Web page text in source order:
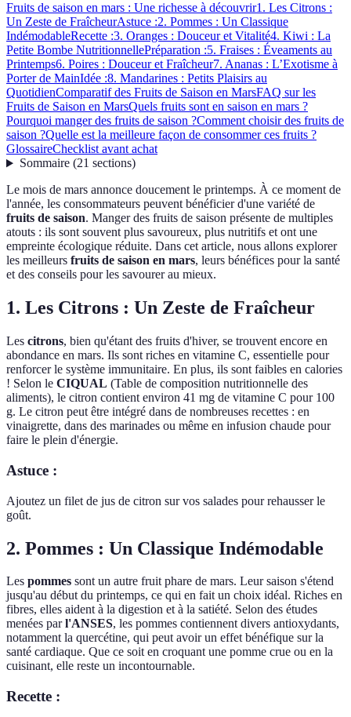
Fruits de saison en mars : Une richesse à découvrir1. Les Citrons :
Un Zeste de FraîcheurAstuce :2. Pommes : Un Classique
IndémodableRecette :3. Oranges : Douceur et Vitalité4. Kiwi : La
Petite Bombe NutritionnellePréparation :5. Fraises : Éveaments au
Printemps6. Poires : Douceur et Fraîcheur7. Ananas : L’Exotisme à
Porter de MainIdée :8. Mandarines : Petits Plaisirs au
QuotidienComparatif des Fruits de Saison en MarsFAQ sur les
Fruits de Saison en MarsQuels fruits sont en saison en mars ?
Pourquoi manger des fruits de saison ?Comment choisir des fruits de
saison ?Quelle est la meilleure façon de consommer ces fruits ?
GlossaireChecklist avant achat
Sommaire(21 sections)
Le mois de mars annonce doucement le printemps. À ce moment de
l'année, les consommateurs peuvent bénéficier d'une variété de
fruits de saison. Manger des fruits de saison présente de multiples
atouts : ils sont souvent plus savoureux, plus nutritifs et ont une
empreinte écologique réduite. Dans cet article, nous allons explorer
les meilleurs fruits de saison en mars, leurs bénéfices pour la santé
et des conseils pour les savourer au mieux.
1. Les Citrons : Un Zeste de Fraîcheur
Les citrons, bien qu'étant des fruits d'hiver, se trouvent encore en
abondance en mars. Ils sont riches en vitamine C, essentielle pour
renforcer le système immunitaire. En plus, ils sont faibles en calories
! Selon le CIQUAL (Table de composition nutritionnelle des
aliments), le citron contient environ 41 mg de vitamine C pour 100
g. Le citron peut être intégré dans de nombreuses recettes : en
vinaigrette, dans des marinades ou même en infusion chaude pour
faire le plein d'énergie.
Astuce :
Ajoutez un filet de jus de citron sur vos salades pour rehausser le
goût.
2. Pommes : Un Classique Indémodable
Les pommes sont un autre fruit phare de mars. Leur saison s'étend
jusqu'au début du printemps, ce qui en fait un choix idéal. Riches en
fibres, elles aident à la digestion et à la satiété. Selon des études
menées parl'ANSES, les pommes contiennent divers antioxydants,
notamment la quercétine, qui peut avoir un effet bénéfique sur la
santé cardiaque. Que ce soit en croquant une pomme crue ou en la
cuisinant, elle reste un incontournable.
Recette :